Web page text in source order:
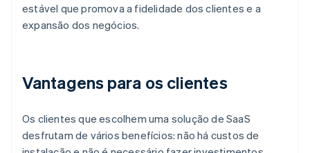
estável que promova a fidelidade dos clientes e a
expansão dos negócios.
Vantagens para os clientes
Os clientes que escolhem uma solução de SaaS
desfrutam de vários benefícios: não há custos de